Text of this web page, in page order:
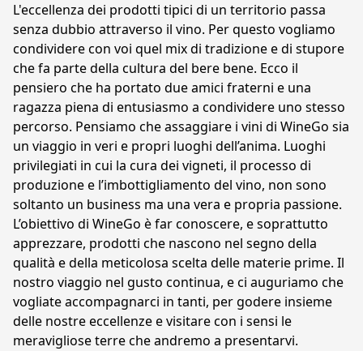
L'eccellenza dei prodotti tipici di un territorio passa
senza dubbio attraverso il vino. Per questo vogliamo
condividere con voi quel mix di tradizione e di stupore
che fa parte della cultura del bere bene. Ecco il
pensiero che ha portato due amici fraterni e una
ragazza piena di entusiasmo a condividere uno stesso
percorso. Pensiamo che assaggiare i vini di WineGo sia
un viaggio in veri e propri luoghi dell’anima. Luoghi
privilegiati in cui la cura dei vigneti, il processo di
produzione e l’imbottigliamento del vino, non sono
soltanto un business ma una vera e propria passione.
L’obiettivo di WineGo è far conoscere, e soprattutto
apprezzare, prodotti che nascono nel segno della
qualità e della meticolosa scelta delle materie prime. Il
nostro viaggio nel gusto continua, e ci auguriamo che
vogliate accompagnarci in tanti, per godere insieme
delle nostre eccellenze e visitare con i sensi le
meravigliose terre che andremo a presentarvi.